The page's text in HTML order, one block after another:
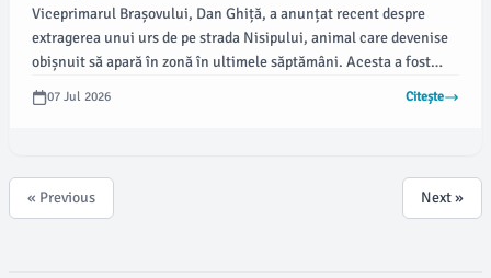
Viceprimarul Brașovului, Dan Ghiță, a anunțat recent despre
extragerea unui urs de pe strada Nisipului, animal care devenise
obișnuit să apară în zonă în ultimele săptămâni. Acesta a fost
observat nu doar noaptea, ci și în timpul zilei, ceea ce a
determinat autoritățile să intervină.
07 Jul 2026 Citește
« Previous Next »